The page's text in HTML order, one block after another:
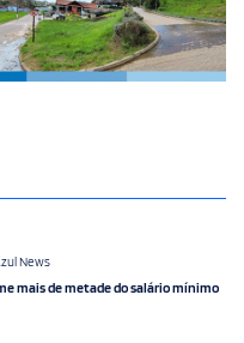
News
mais de metade do salário mínimo